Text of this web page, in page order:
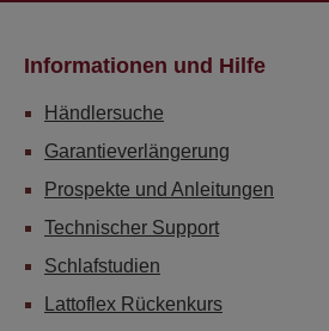
Informationen und Hilfe
Händlersuche
Garantieverlängerung
Prospekte und Anleitungen
Technischer Support
Schlafstudien
Lattoflex Rückenkurs